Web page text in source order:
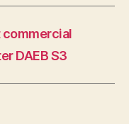
commercial
DAEB S3